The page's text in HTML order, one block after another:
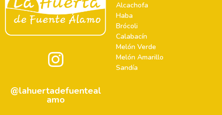
@lahuertadefuenteal
amo
Alcachofa
Haba
Brócoli
Calabacín
Melón Verde
Melón Amarillo
Sandía